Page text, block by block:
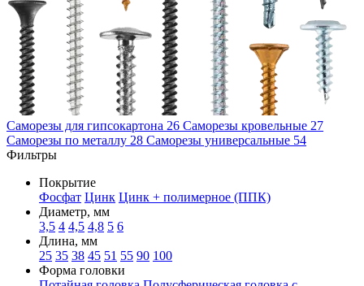
Саморезы для гипсокартона 26 Саморезы кровельные 27
Саморезы по металлу 28 Саморезы универсальные 54
Фильтры
Покрытие
Фосфат Цинк Цинк + полимерное (ППК)
Диаметр, мм
3,5 4 4,5 4,8 5 6
Длина, мм
25 35 38 45 51 55 90 100
Форма головки